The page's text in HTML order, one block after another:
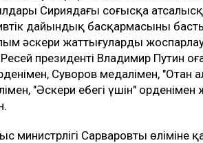
Сириядағы соғысқа
дайындық басқармасының
әскери жаттығуларды
президенті Владимир Путин
Суворов медалімен, "Отан
"Әскери еңбегі үшін"
министрлігі Сарваровтың өліміне